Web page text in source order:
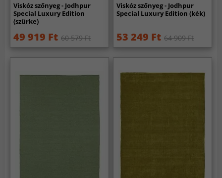
Viskóz szőnyeg - Jodhpur
Special Luxury Edition
(szürke)
49 919 Ft 60 579 Ft
Viskóz szőnyeg - Jodhpur
Special Luxury Edition (kék)
53 249 Ft 64 909 Ft